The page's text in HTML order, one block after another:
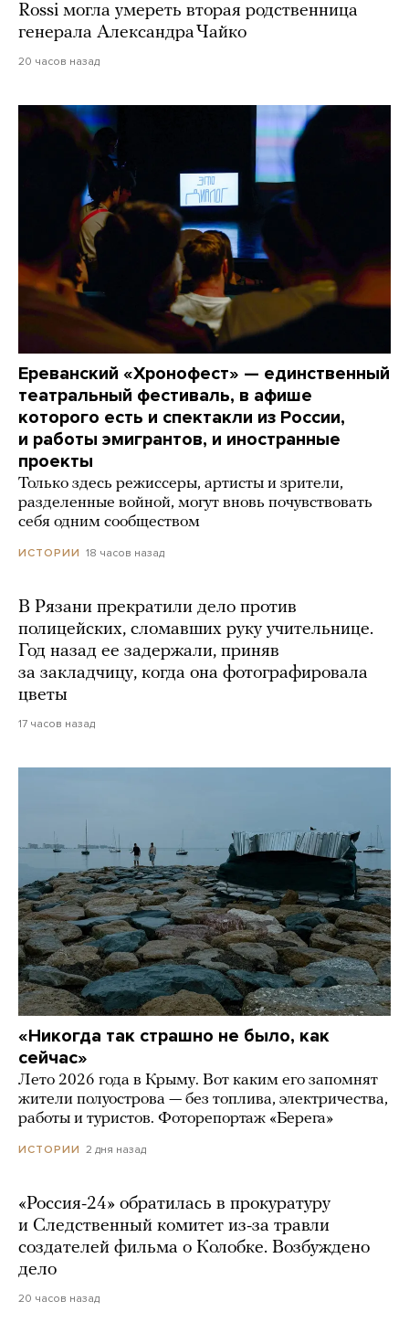
Rossi могла умереть вторая родственница
генерала Александра Чайко
20 часов назад
Ереванский «Хронофест» — единственный
театральный фестиваль, в афише
которого есть и спектакли из России,
и работы эмигрантов, и иностранные
проекты
Только здесь режиссеры, артисты и зрители,
разделенные войной, могут вновь почувствовать
себя одним сообществом
ИСТОРИИ 18 часов назад
В Рязани прекратили дело против
полицейских, сломавших руку учительнице.
Год назад ее задержали, приняв
за закладчицу, когда она фотографировала
цветы
17 часов назад
«Никогда так страшно не было, как
сейчас»
Лето 2026 года в Крыму. Вот каким его запомнят
жители полуострова — без топлива, электричества,
работы и туристов. Фоторепортаж «Берега»
ИСТОРИИ 2 дня назад
«Россия-24» обратилась в прокуратуру
и Следственный комитет из-за травли
создателей фильма о Колобке. Возбуждено
дело
20 часов назад